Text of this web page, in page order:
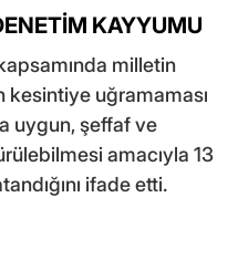
KAYYUMU
milletin
kesintiye uğramaması
uygun, şeffaf ve
amacıyla 13
ifade etti.